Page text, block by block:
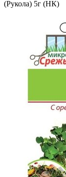
(Рукола) 5г (НК)